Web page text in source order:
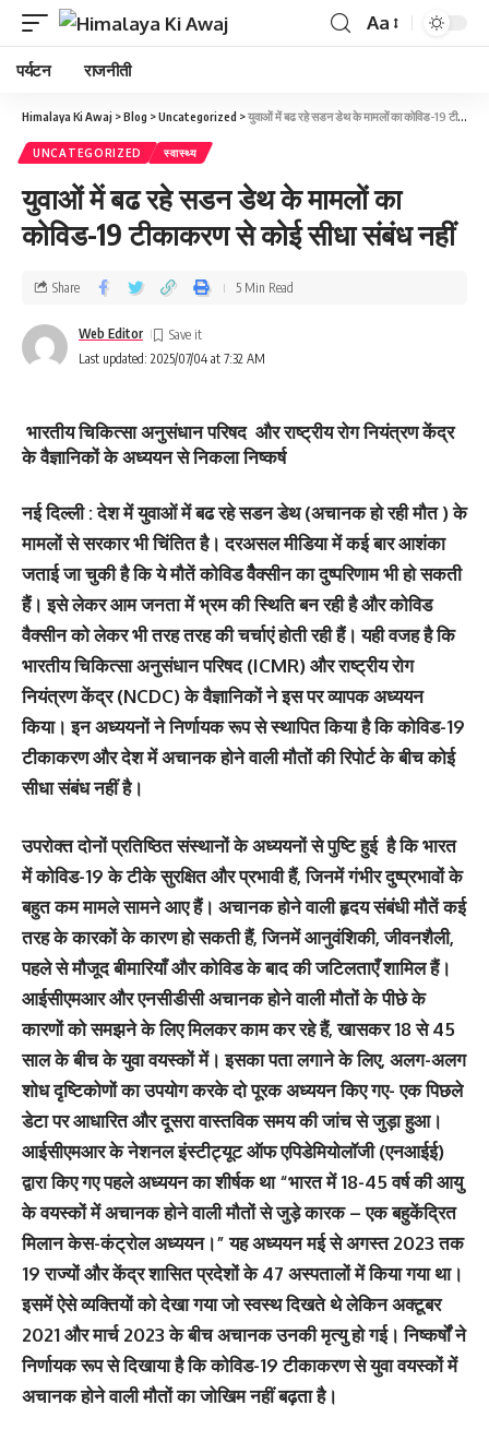
Aa
पर्यटन राजनीती
Himalaya Ki Awaj >Blog >Uncategorized >युवाओं में बढ रहे सडन डेथ के मामलों का कोविड-19 टीकाकरण से कोई सीधा संबंध नहीं
UNCATEGORIZED स्वास्थ्य
युवाओं में बढ रहे सडन डेथ के मामलों का
कोविड-19 टीकाकरण से कोई सीधा संबंध नहीं
Last updated: 2025/07/04 at 7:32 AM
Web Editor
Share 5 Min Read
भारतीय चिकित्सा अनुसंधान परिषद और राष्ट्रीय रोग नियंत्रण केंद्र
के वैज्ञानिकों के अध्‍ययन से निकला निष्‍कर्ष
नई दिल्‍ली : देश में युवाओं में बढ रहे सडन डेथ (अचानक हो रही मौत ) के
मामलों से सरकार भी चिंतित है। दरअसल मीडिया में कई बार आशंका
जताई जा चुकी है कि ये मौतें कोविड वैैैैैक्‍सीन का दुष्‍परिणाम भी हो सकती
हैं। इसे लेकर आम जनता में भ्रम की स्थिति बन रही है और कोविड
वैक्‍सीन को लेकर भी तरह तरह की चर्चाएं होती रही हैं। यही वजह है कि
भारतीय चिकित्सा अनुसंधान परिषद (ICMR) और राष्ट्रीय रोग
नियंत्रण केंद्र (NCDC) के वैज्ञानिकों ने इस पर व्‍यापक अध्‍ययन
किया। इन अध्ययनों ने निर्णायक रूप से स्थापित किया है कि कोविड-19
टीकाकरण और देश में अचानक होने वाली मौतों की रिपोर्ट के बीच कोई
सीधा संबंध नहीं है।
उपरोक्‍त दोनों प्रतिष्ठित संस्‍थानों के अध्ययनों से पुष्टि हुई है कि भारत
में कोविड-19 के टीके सुरक्षित और प्रभावी हैं, जिनमें गंभीर दुष्प्रभावों के
बहुत कम मामले सामने आए हैं। अचानक होने वाली हृदय संबंधी मौतें कई
तरह के कारकों के कारण हो सकती हैं, जिनमें आनुवंशिकी, जीवनशैली,
पहले से मौजूद बीमारियाँ और कोविड के बाद की जटिलताएँ शामिल हैं।
आईसीएमआर और एनसीडीसी अचानक होने वाली मौतों के पीछे के
कारणों को समझने के लिए मिलकर काम कर रहे हैं, खासकर 18 से 45
साल के बीच के युवा वयस्कों में। इसका पता लगाने के लिए, अलग-अलग
शोध दृष्टिकोणों का उपयोग करके दो पूरक अध्ययन किए गए- एक पिछले
डेटा पर आधारित और दूसरा वास्तविक समय की जांच से जुड़ा हुआ।
आईसीएमआर के नेशनल इंस्टीट्यूट ऑफ एपिडेमियोलॉजी (एनआईई)
द्वारा किए गए पहले अध्ययन का शीर्षक था “भारत में 18-45 वर्ष की आयु
के वयस्कों में अचानक होने वाली मौतों से जुड़े कारक – एक बहुकेंद्रित
मिलान केस-कंट्रोल अध्ययन।” यह अध्ययन मई से अगस्त 2023 तक
19 राज्यों और केंद्र शासित प्रदेशों के 47 अस्पतालों में किया गया था।
इसमें ऐसे व्यक्तियों को देखा गया जो स्वस्थ दिखते थे लेकिन अक्टूबर
2021 और मार्च 2023 के बीच अचानक उनकी मृत्यु हो गई। निष्कर्षों ने
निर्णायक रूप से दिखाया है कि कोविड-19 टीकाकरण से युवा वयस्कों में
अचानक होने वाली मौतों का जोखिम नहीं बढ़ता है।